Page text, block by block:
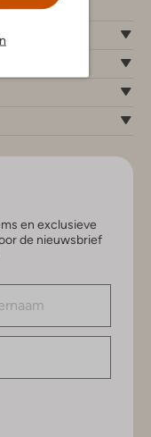
en exclusieve
de nieuwsbrief